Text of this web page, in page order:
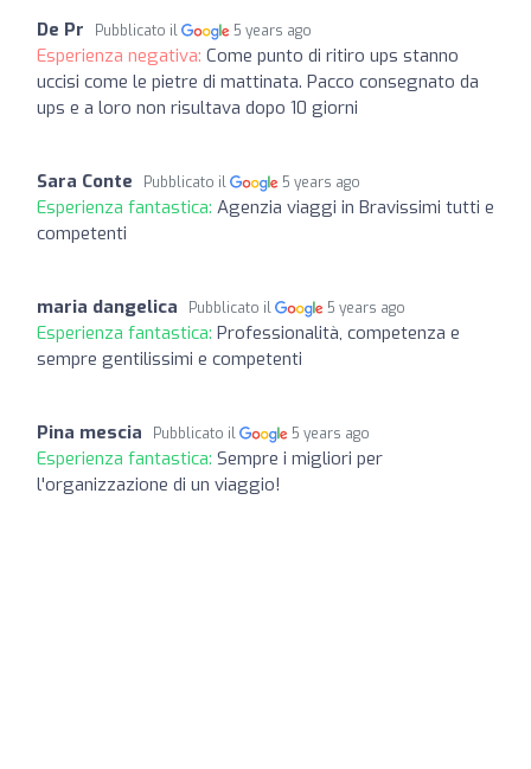
De Pr Pubblicato il 5 years ago
Esperienza negativa: Come punto di ritiro ups stanno
uccisi come le pietre di mattinata. Pacco consegnato da
ups e a loro non risultava dopo 10 giorni
Sara Conte Pubblicato il 5 years ago
Esperienza fantastica: Agenzia viaggi in Bravissimi tutti e
competenti
maria dangelica Pubblicato il 5 years ago
Esperienza fantastica: Professionalità, competenza e
sempre gentilissimi e competenti
Pina mescia Pubblicato il 5 years ago
Esperienza fantastica: Sempre i migliori per
l'organizzazione di un viaggio!